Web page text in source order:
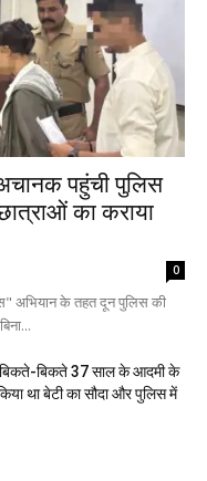
पहुंची पुलिस
का कराया
0
अभियान के तहत दून पुलिस की
बिकते-बिकते 37 साल के आदमी के
था बेटी का सौदा और पुलिस में